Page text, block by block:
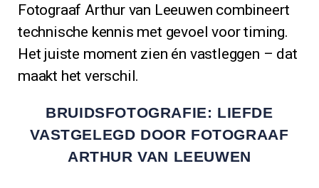
Fotograaf Arthur van Leeuwen combineert
technische kennis met gevoel voor timing.
Het juiste moment zien én vastleggen – dat
maakt het verschil.
BRUIDSFOTOGRAFIE: LIEFDE
VASTGELEGD DOOR FOTOGRAAF
ARTHUR VAN LEEUWEN